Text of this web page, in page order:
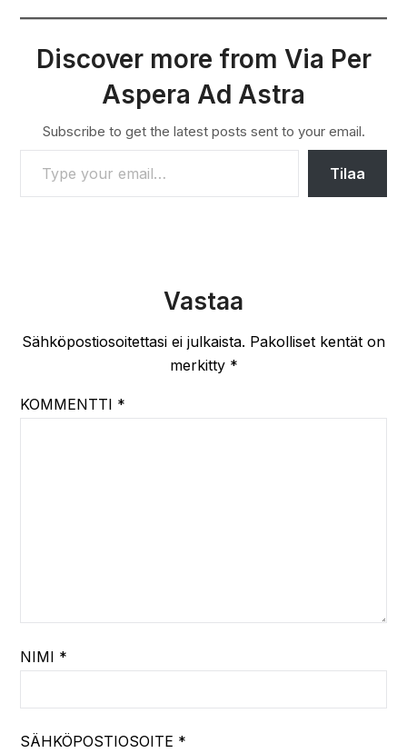
Discover more from Via Per
Aspera Ad Astra
Subscribe to get the latest posts sent to your email.
TYPE YOUR EMAIL…
Tilaa
Vastaa
Sähköpostiosoitettasi ei julkaista. Pakolliset kentät on
merkitty *
KOMMENTTI *
NIMI *
SÄHKÖPOSTIOSOITE *